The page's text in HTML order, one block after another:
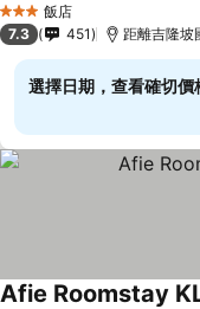
3 星級 飯店
7.3 451 距離吉隆坡
選擇日期，查看確切價
Afie Roomstay